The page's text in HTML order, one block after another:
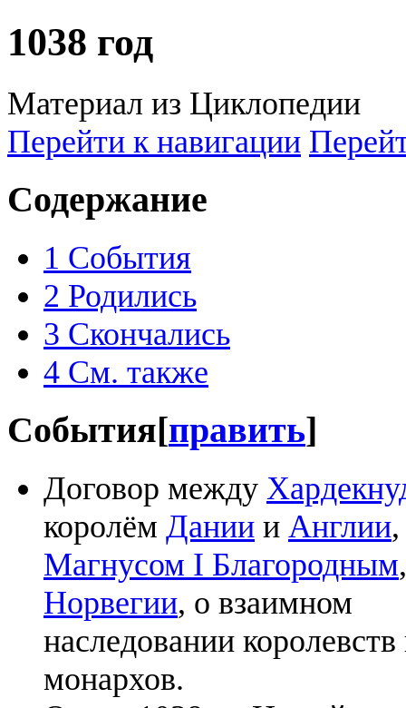
1038 год
Материал из Циклопедии
Перейти к навигации
Содержание
1 События
2 Родились
3 Скончались
4 См. также
События[править]
Договор между
королём Дании и Англии
Магнусом I Благородным
Норвегии, о взаимном
наследовании
монархов.